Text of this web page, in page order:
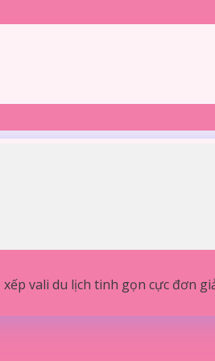
xếp vali du lịch tinh gọn cực đơn